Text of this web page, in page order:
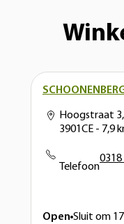
Hoogstraat
3901CE - 7,9
Telefoon
0318
Open Sluit om